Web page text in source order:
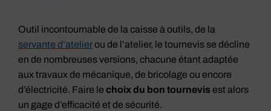
Outil incontournable de la caisse à outils, de la
servante d’atelierou de l’atelier, le tournevis se décline
en de nombreuses versions, chacune étant adaptée
aux travaux de mécanique, de bricolage ou encore
d’électricité. Faire le choix du bon tournevis est alors
un gage d’efficacité et de sécurité.